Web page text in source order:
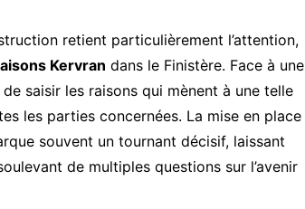
retient particulièrement l’attention,
Kervran dans le Finistère. Face à une
saisir les raisons qui mènent à une telle
les parties concernées. La mise en place
souvent un tournant décisif, laissant
de multiples questions sur l’avenir